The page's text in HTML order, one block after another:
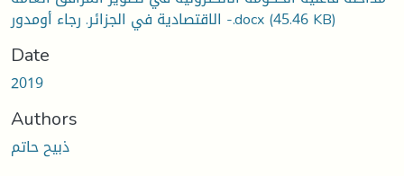
الاقتصادية في الجزائر. رجاء أومدور -.docx(45.46 KB)
Date
2019
Authors
ذبيح حاتم